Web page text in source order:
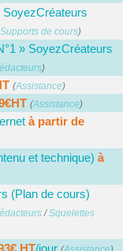
SoyezCréateurs
Supports de cours)
» SoyezCréateurs
)
(Assistance)
(Assistance)
à partir de
et technique)à
(Plan de cours)
/Squelettes
HT/jour